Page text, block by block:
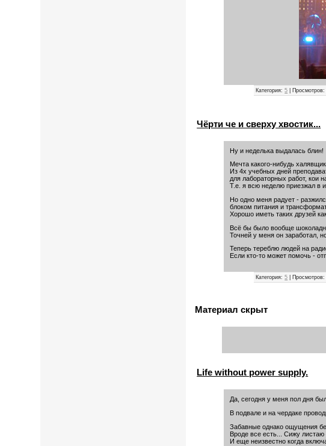
Категория:5 |
Чёрти че и сверху хвостик...
Ну и неделька выдалась блин!
Мечта какого-нибудь
Из 4х учебных дней
для лабораторных работ, кои
Т.е. я всю неделю приезжал в
Но одно меня радует -
блоком питания и
Хорошо иметь таких друзей
Всё бы было вообще
Точней у меня он заработал,
Теперь тереблю людей на
Если кто-то может помочь -
Категория:5 |
Материал скрыт
Life without power supply.
Да, сегодня у меня пол дня
В подвале и на чердаке
Забавные однако ощущения
Вроде все есть... Сижу листаю
И еще неизвестно когда